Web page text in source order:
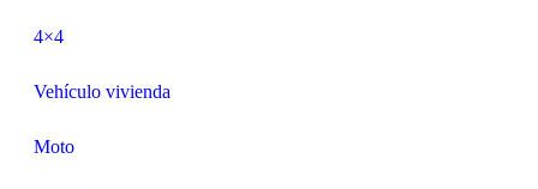
4×4
Vehículo vivienda
Moto